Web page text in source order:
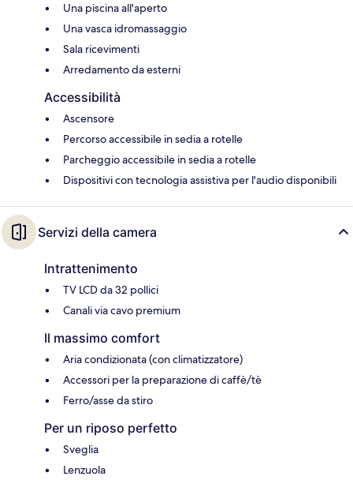
Una piscina all'aperto
Una vasca idromassaggio
Sala ricevimenti
Arredamento da esterni
Accessibilità
Ascensore
Percorso accessibile in sedia a rotelle
Parcheggio accessibile in sedia a rotelle
Dispositivi con tecnologia assistiva per l'audio disponibili
Servizi della camera
Intrattenimento
TV LCD da 32 pollici
Canali via cavo premium
Il massimo comfort
Aria condizionata (con climatizzatore)
Accessori per la preparazione di caffè/tè
Ferro/asse da stiro
Per un riposo perfetto
Sveglia
Lenzuola